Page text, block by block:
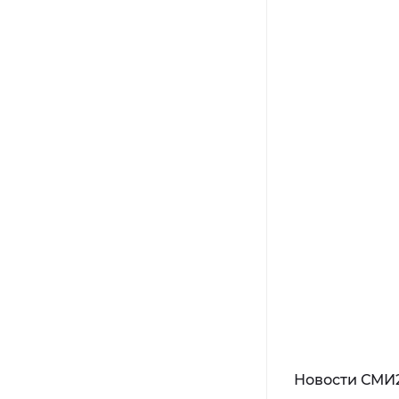
Новости